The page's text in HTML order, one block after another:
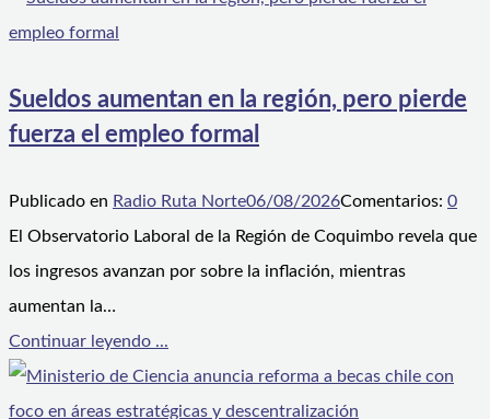
Sueldos aumentan en la región, pero pierde
fuerza el empleo formal
Publicado en Radio Ruta Norte06/08/2026Comentarios: 0
El Observatorio Laboral de la Región de Coquimbo revela que
los ingresos avanzan por sobre la inflación, mientras
aumentan la…
Continuar leyendo ...